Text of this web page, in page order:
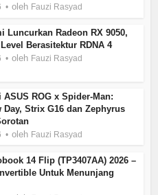
oleh Fauzi Rasyad
Luncurkan Radeon RX 9050,
Berasitektur RDNA 4
oleh Fauzi Rasyad
ASUS ROG x Spider-Man:
Day, Strix G16 dan Zephyrus
oleh Fauzi Rasyad
14 Flip (TP3407AA) 2026 –
Untuk Menunjang